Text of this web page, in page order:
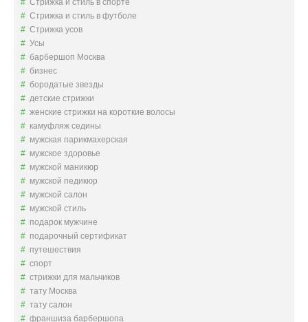
Стрижка и стиль в спорте
Стрижка и стиль в футболе
Стрижка усов
Усы
барбершоп Москва
бизнес
бородатые звезды
детские стрижки
женские стрижки на короткие волосы
камуфляж седины
мужская парикмахерская
мужское здоровье
мужской маникюр
мужской педикюр
мужской салон
мужской стиль
подарок мужчине
подарочный сертификат
путешествия
спорт
стрижки для мальчиков
тату Москва
тату салон
франшиза барбершопа